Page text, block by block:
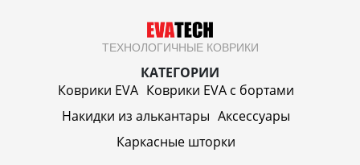
ТЕХНОЛОГИЧНЫЕ КОВРИКИ
КАТЕГОРИИ
Коврики EVA Коврики EVA c бортами
Накидки из алькантары Аксессуары
Каркасные шторки